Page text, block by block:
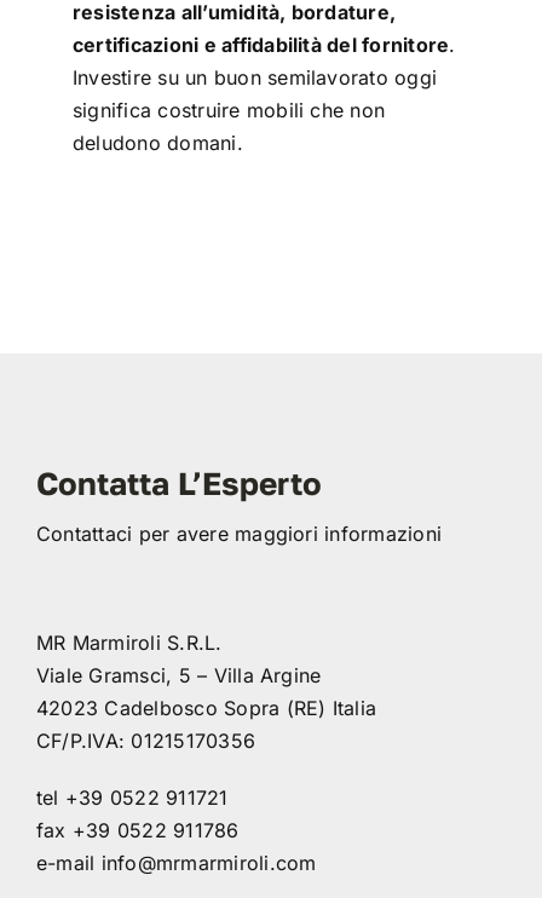
resistenza all’umidità, bordature,
certificazioni e affidabilità del fornitore.
Investire su un buon semilavorato oggi
significa costruire mobili che non
deludono domani.
Contatta L’Esperto
Contattaci per avere maggiori informazioni
MR Marmiroli S.R.L.
Viale Gramsci, 5 – Villa Argine
42023 Cadelbosco Sopra (RE) Italia
CF/P.IVA: 01215170356
tel +39 0522 911721
fax +39 0522 911786
e-mail info@mrmarmiroli.com